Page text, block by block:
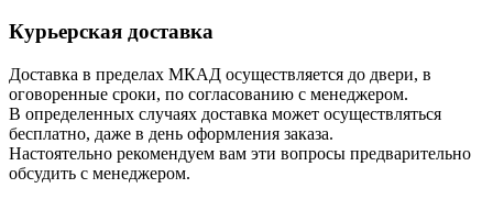
Курьерская доставка
Доставка в пределах МКАД осуществляется до двери, в
оговоренные сроки, по согласованию с менеджером.
В определенных случаях доставка может осуществляться
бесплатно, даже в день оформления заказа.
Настоятельно рекомендуем вам эти вопросы предварительно
обсудить с менеджером.